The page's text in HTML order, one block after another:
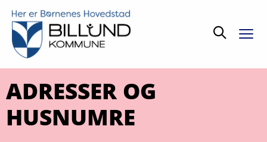
Søg
ADRESSER OG
HUSNUMRE